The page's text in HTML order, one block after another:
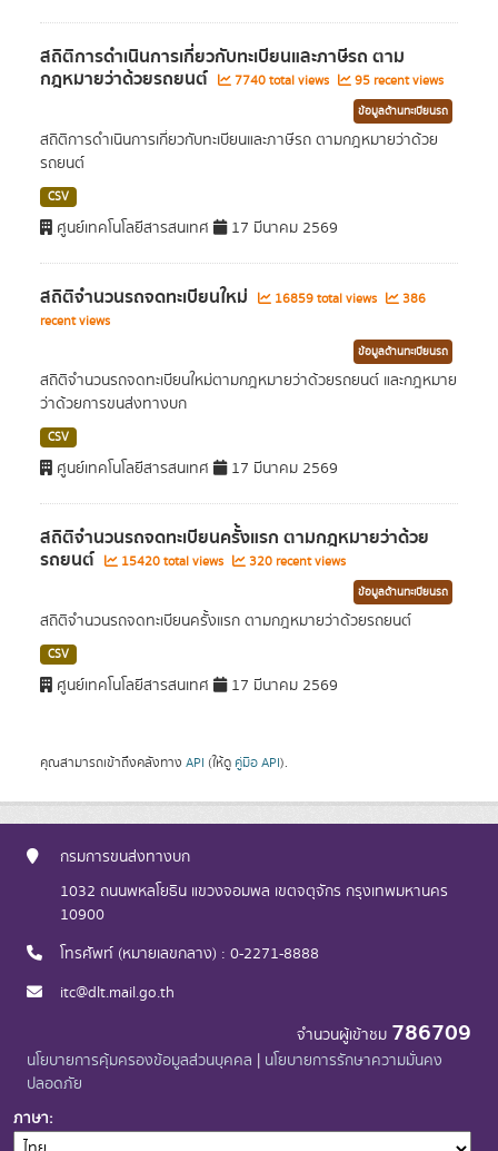
สถิติการดำเนินการเกี่ยวกับทะเบียนและภาษีรถ ตาม
กฎหมายว่าด้วยรถยนต์ 7740 total views 95 recent views
ข้อมูลด้านทะเบียนรถ
สถิติการดำเนินการเกี่ยวกับทะเบียนและภาษีรถ ตามกฎหมายว่าด้วย
รถยนต์
CSV
ศูนย์เทคโนโลยีสารสนเทศ 17 มีนาคม 2569
สถิติจำนวนรถจดทะเบียนใหม่ 16859 total views
386
recent views
ข้อมูลด้านทะเบียนรถ
สถิติจำนวนรถจดทะเบียนใหม่ตามกฎหมายว่าด้วยรถยนต์ และกฎหมาย
ว่าด้วยการขนส่งทางบก
CSV
ศูนย์เทคโนโลยีสารสนเทศ 17 มีนาคม 2569
สถิติจำนวนรถจดทะเบียนครั้งแรก ตามกฎหมายว่าด้วย
รถยนต์ 15420 total views 320 recent views
ข้อมูลด้านทะเบียนรถ
สถิติจำนวนรถจดทะเบียนครั้งแรก ตามกฎหมายว่าด้วยรถยนต์
CSV
ศูนย์เทคโนโลยีสารสนเทศ 17 มีนาคม 2569
คุณสามารถเข้าถึงคลังทาง API (ให้ดู คู่มือ API).
กรมการขนส่งทางบก
1032 ถนนพหลโยธิน แขวงจอมพล เขตจตุจักร กรุงเทพมหานคร
10900
โทรศัพท์ (หมายเลขกลาง) : 0-2271-8888
itc@dlt.mail.go.th
จำนวนผู้เข้าชม 786709
นโยบายการคุ้มครองข้อมูลส่วนบุคคล | นโยบายการรักษาความมั่นคง
ปลอดภัย
ภาษา